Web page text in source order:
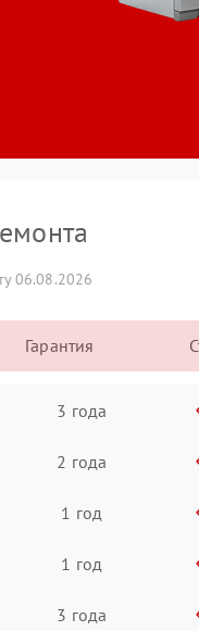
06.08.2026
Гарантия
3 года
2 года
1 год
1 год
3 года